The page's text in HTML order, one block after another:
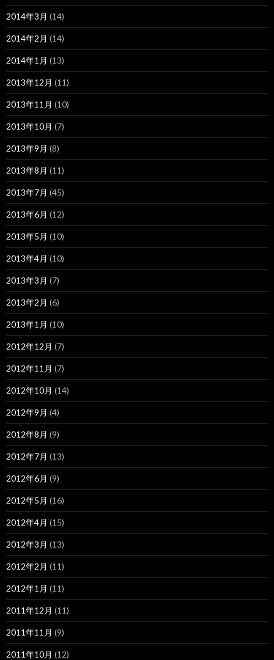
2014年3月 (14)
2014年2月 (14)
2014年1月 (13)
2013年12月 (11)
2013年11月 (10)
2013年10月 (7)
2013年9月 (8)
2013年8月 (11)
2013年7月 (45)
2013年6月 (12)
2013年5月 (10)
2013年4月 (10)
2013年3月 (7)
2013年2月 (6)
2013年1月 (10)
2012年12月 (7)
2012年11月 (7)
2012年10月 (14)
2012年9月 (4)
2012年8月 (9)
2012年7月 (13)
2012年6月 (9)
2012年5月 (16)
2012年4月 (15)
2012年3月 (13)
2012年2月 (11)
2012年1月 (11)
2011年12月 (11)
2011年11月 (9)
2011年10月 (12)